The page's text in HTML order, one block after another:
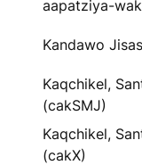
aapatziya-
Kandawo
Kaqchikel,
(cakSMJ)
Kaqchikel,
(cakX)